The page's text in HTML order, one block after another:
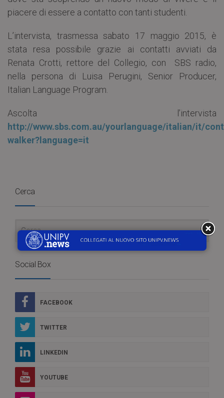
piacere di essere a contatto con tanti studenti.
L’intervista, trasmessa sabato 17 maggio 2015, è
stata resa possibile grazie ai contatti avviati da
Renata Crotti, rettore del Collegio, con SBS radio,
nella persona di Luisa Perugini, Senior Producer,
Italian Language Program.
Ascolta l’intervista
http://www.sbs.com.au/yourlanguage/italian/it/
walker?language=it
Cerca
Social Box
FACEBOOK
TWITTER
LINKEDIN
YOUTUBE